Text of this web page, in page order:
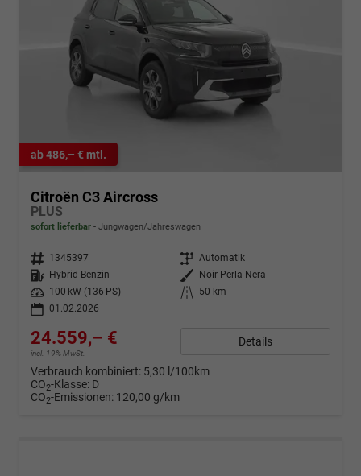
ab 486,– € mtl.
Citroën C3 Aircross
PLUS
sofort lieferbar Jungwagen/Jahreswagen
Fahrzeugnr. 1345397 Getriebe Automatik
Kraftstoff
Hybrid Benzin Außenfarbe
Noir Perla Nera
Leistung
100 kW (136 PS) Kilometerstand
50 km
01.02.2026
24.559,– €
incl. 19% MwSt.
Details
Verbrauch kombiniert: 5,30 l/100km
CO2-Klasse: D
CO2-Emissionen: 120,00 g/km